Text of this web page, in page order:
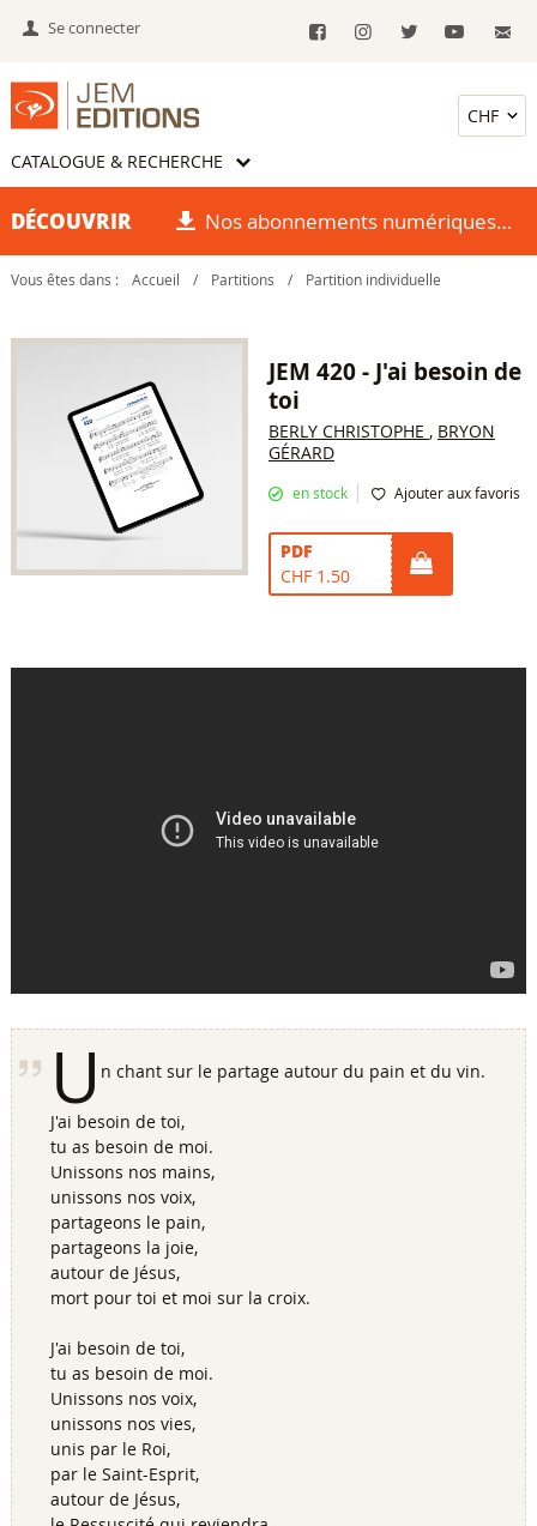
Se connecter
CATALOGUE & RECHERCHE
DÉCOUVRIR Nos abonnements numériques
Vous êtes dans : Accueil / Partitions / Partition individuelle
JEM 420 - J'ai besoin de
toi
BERLY CHRISTOPHE , BRYON
GÉRARD
en stock Ajouter aux favoris
PDF
CHF 1.50
U n chant sur le partage autour du pain et du vin.
J'ai besoin de toi,
tu as besoin de moi.
Unissons nos mains,
unissons nos voix,
partageons le pain,
partageons la joie,
autour de Jésus,
mort pour toi et moi sur la croix.
J'ai besoin de toi,
tu as besoin de moi.
Unissons nos voix,
unissons nos vies,
unis par le Roi,
par le Saint-Esprit,
autour de Jésus,